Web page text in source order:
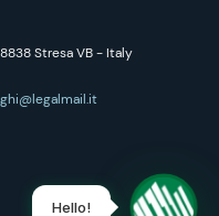
Stresa VB - Italy